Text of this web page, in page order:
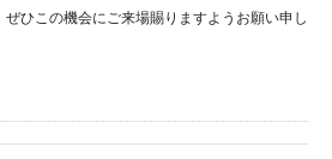
ひこの機会にご来場賜りますようお願い申し